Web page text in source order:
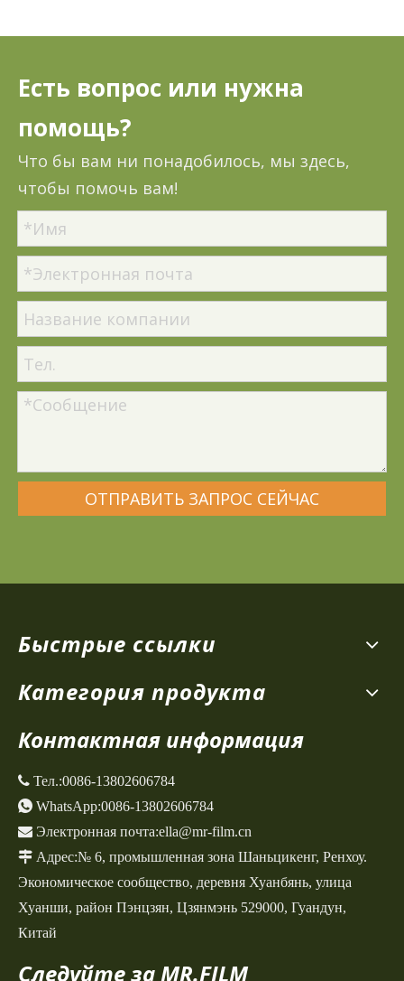
Есть вопрос или нужна
помощь?
Что бы вам ни понадобилось, мы здесь,
чтобы помочь вам!
ОТПРАВИТЬ ЗАПРОС СЕЙЧАС
Быстрые ссылки
Категория продукта
Контактная информация
 Тел.:0086-13802606784
 WhatsApp:0086-13802606784
 Электронная почта:ella@mr-film.cn
 Адрес:№ 6, промышленная зона Шаньцикенг, Ренхоу.
Экономическое сообщество, деревня Хуанбянь, улица
Хуанши, район Пэнцзян, Цзянмэнь 529000, Гуандун,
Китай
Следуйте за MR.FILM